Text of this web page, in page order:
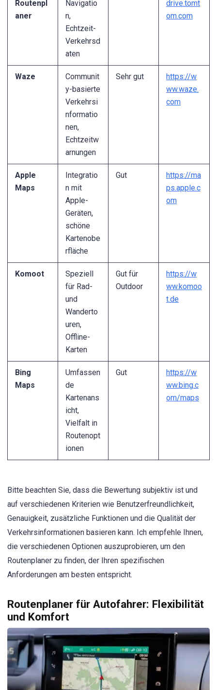
Routenpl
aner
Navigatio
n,
Echtzeit-
Verkehrsd
aten
drive.tomt
om.com
Waze
Communit
y-basierte
Verkehrsi
nformatio
nen,
Echtzeitw
arnungen
Sehr gut
https://w
ww.waze.
com
Apple
Maps
Integratio
n mit
Apple-
Geräten,
schöne
Kartenobe
rfläche
Gut
https://ma
ps.apple.c
om
Komoot
Speziell
für Rad-
und
Wanderto
uren,
Offline-
Karten
Gut für
Outdoor
https://w
ww.komoo
t.de
Bing
Maps
Umfassen
de
Kartenans
icht,
Vielfalt in
Routenopt
ionen
Gut
https://w
ww.bing.c
om/maps
Bitte beachten Sie, dass die Bewertung subjektiv ist und
auf verschiedenen Kriterien wie Benutzerfreundlichkeit,
Genauigkeit, zusätzliche Funktionen und die Qualität der
Verkehrsinformationen basieren kann. Ich empfehle Ihnen,
die verschiedenen Optionen auszuprobieren, um den
Routenplaner zu finden, der Ihren spezifischen
Anforderungen am besten entspricht.
Routenplaner für Autofahrer: Flexibilität
und Komfort